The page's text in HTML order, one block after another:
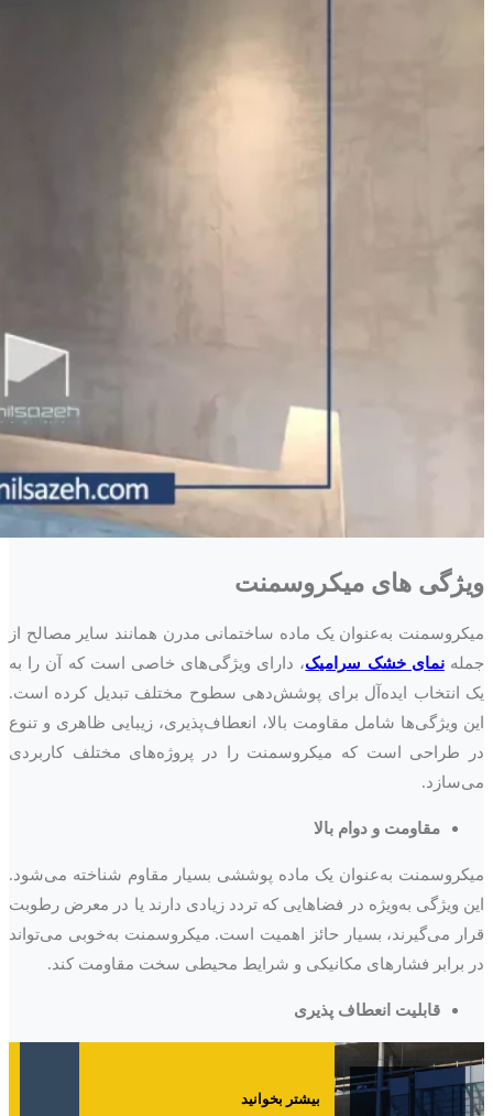
ویژگی های میکروسمنت
میکروسمنت به‌عنوان یک ماده ساختمانی مدرن همانند سایر مصالح از
جملهنمای خشک سرامیک، دارای ویژگی‌های خاصی است که آن را به
یک انتخاب ایده‌آل برای پوشش‌دهی سطوح مختلف تبدیل کرده است.
این ویژگی‌ها شامل مقاومت بالا، انعطاف‌پذیری، زیبایی ظاهری و تنوع
در طراحی است که میکروسمنت را در پروژه‌های مختلف کاربردی
می‌سازد.
مقاومت و دوام بالا
میکروسمنت به‌عنوان یک ماده پوششی بسیار مقاوم شناخته می‌شود.
این ویژگی به‌ویژه در فضاهایی که تردد زیادی دارند یا در معرض رطوبت
قرار می‌گیرند، بسیار حائز اهمیت است. میکروسمنت به‌خوبی می‌تواند
در برابر فشارهای مکانیکی و شرایط محیطی سخت مقاومت کند.
قابلیت انعطاف پذیری
بیشتر بخوانید